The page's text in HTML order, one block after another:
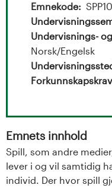
U
n
Emnekode
Undervisnings-
Norsk/Engelsk
Forkunnskapskrav
Emnets innhold
Spill, som andre
lever i og vil samtidig
individ. Der hvor spill